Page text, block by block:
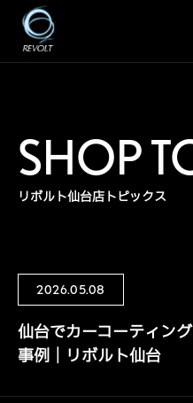
SHOP
リボルト仙台店トピックス
2026.05.08
仙台でカーコーティン
事例｜リボルト仙台